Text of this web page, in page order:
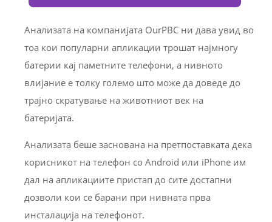
Анализата на компанијата OurPBC ни дава увид во
тоа кои популарни апликации трошат најмногу
батерии кај паметните телефони, а нивното
влијание е толку големо што може да доведе до
трајно скратување на животниот век на
батеријата.
Анализата беше заснована на претпоставката дека
корисникот на телефон со Android или iPhone им
дал на апликациите пристап до сите достапни
дозволи кои се барани при нивната прва
инсталација на телефонот.